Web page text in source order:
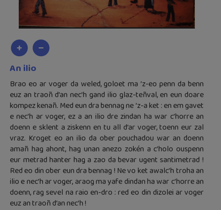
An ilio
Brao eo ar voger da weled, goloet ma ’z-eo penn da benn
euz an traoñ d’an nec’h gand ilio glaz-teñval, en eun doare
kompez kenañ. Med eun dra bennag ne ’z-a ket : en em gavet
e nec’h ar voger, ez a an ilio dre zindan ha war c’horre an
doenn e sklent a ziskenn en tu all d’ar voger, toenn eur zal
vraz. Kroget eo an ilio da ober pouchadou war an doenn
amañ hag ahont, hag unan anezo zokén a c’holo ouspenn
eur metrad hanter hag a zao da bevar ugent santimetrad !
Red eo din ober eun dra bennag ! Ne vo ket awalc’h troha an
ilio e nec’h ar voger, araog ma yafe dindan ha war c’horre an
doenn, rag sevel na raio en-dro : red eo din dizolei ar voger
euz an traoñ d’an nec’h !